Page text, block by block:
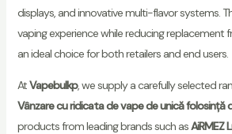
displays, and innovative multi-flavor systems.
vaping experience while reducing replacement
an ideal choice for both retailers and end users.
AtVapebulkp, we supply a carefully selected
Vânzare cu ridicata de vape de unică
products from leading brands such asAiRMEZ